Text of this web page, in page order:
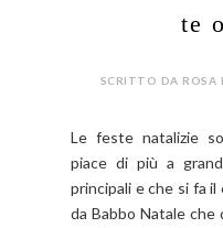
te
SCRITTO DA ROSA
Le feste natalizie
piace di più a
principali e che si fa il
da Babbo Natale che